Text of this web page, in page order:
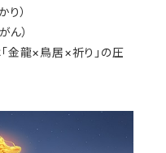
り）
ん）
金龍×鳥居×祈り」の圧